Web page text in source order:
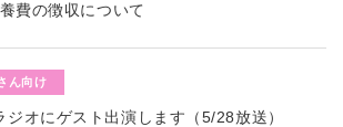
費の徴収について
ん向け
オにゲスト出演します（5/28放送）